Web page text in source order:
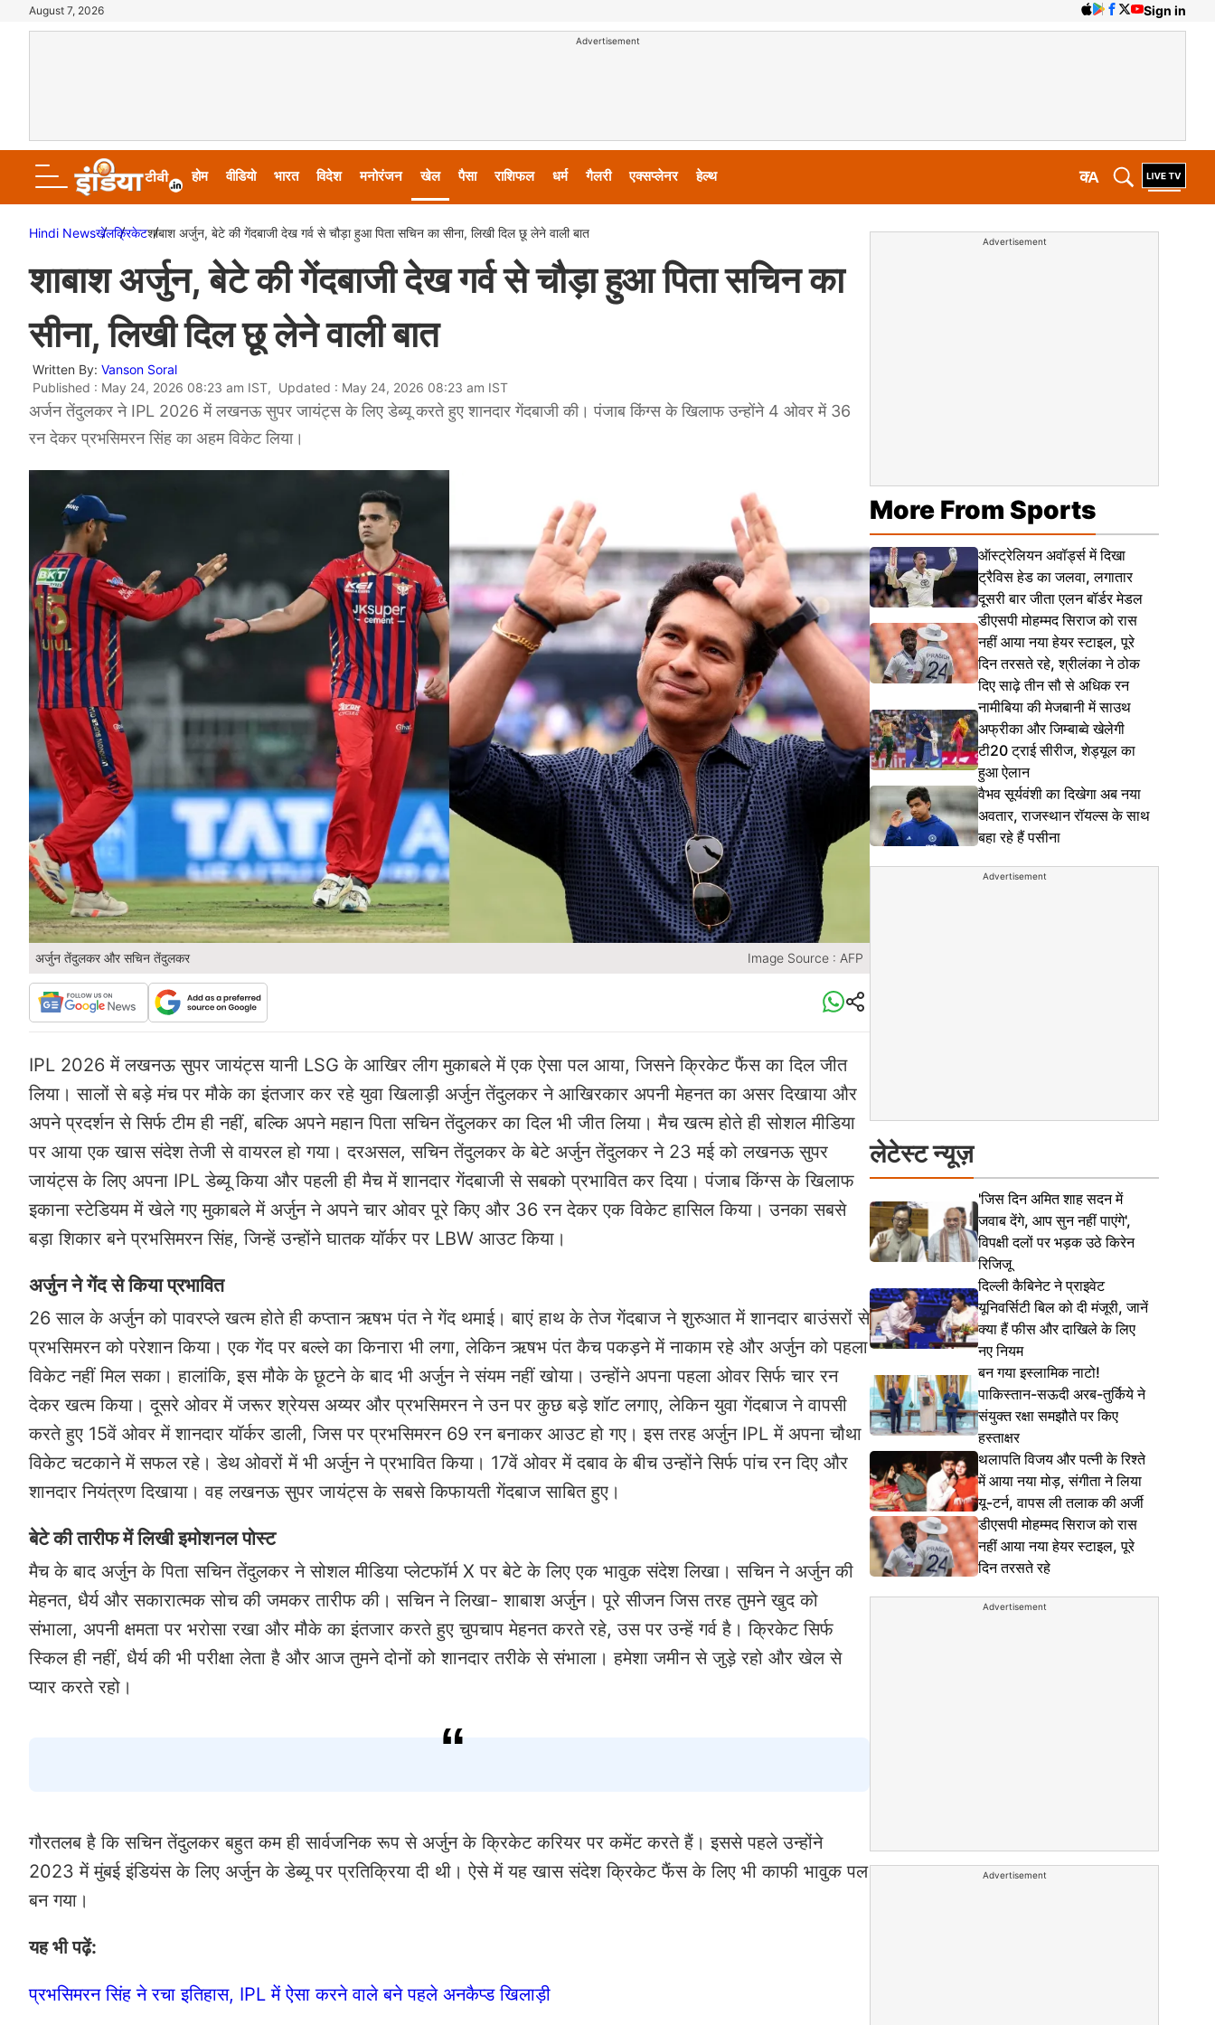
August 7, 2026 Sign in
Advertisement
होम वीडियो भारत विदेश मनोरंजन खेल पैसा राशिफल धर्म गैलरी एक्सप्लेनर हेल्थ A
क
Hindi Newsखेलक्रिकेटशाबाश अर्जुन, बेटे की गेंदबाजी देख गर्व से चौड़ा हुआ पिता सचिन का सीना, लिखी दिल छू लेने वाली बात
शाबाश अर्जुन, बेटे की गेंदबाजी देख गर्व से चौड़ा हुआ पिता सचिन का
सीना, लिखी दिल छू लेने वाली बात
Written By: Vanson Soral
Published : May 24, 2026 08:23 am IST, Updated : May 24, 2026 08:23 am IST
अर्जन तेंदुलकर ने IPL 2026 में लखनऊ सुपर जायंट्स के लिए डेब्यू करते हुए शानदार गेंदबाजी की। पंजाब किंग्स के खिलाफ उन्होंने 4 ओवर में 36
रन देकर प्रभसिमरन सिंह का अहम विकेट लिया।
अर्जुन तेंदुलकर और सचिन तेंदुलकर Image Source : AFP
IPL 2026 में लखनऊ सुपर जायंट्स यानी LSG के आखिर लीग मुकाबले में एक ऐसा पल आया, जिसने क्रिकेट फैंस का दिल जीत
लिया। सालों से बड़े मंच पर मौके का इंतजार कर रहे युवा खिलाड़ी अर्जुन तेंदुलकर ने आखिरकार अपनी मेहनत का असर दिखाया और
अपने प्रदर्शन से सिर्फ टीम ही नहीं, बल्कि अपने महान पिता सचिन तेंदुलकर का दिल भी जीत लिया। मैच खत्म होते ही सोशल मीडिया
पर आया एक खास संदेश तेजी से वायरल हो गया। दरअसल, सचिन तेंदुलकर के बेटे अर्जुन तेंदुलकर ने 23 मई को लखनऊ सुपर
जायंट्स के लिए अपना IPL डेब्यू किया और पहली ही मैच में शानदार गेंदबाजी से सबको प्रभावित कर दिया। पंजाब किंग्स के खिलाफ
इकाना स्टेडियम में खेले गए मुकाबले में अर्जुन ने अपने चार ओवर पूरे किए और 36 रन देकर एक विकेट हासिल किया। उनका सबसे
बड़ा शिकार बने प्रभसिमरन सिंह, जिन्हें उन्होंने घातक यॉर्कर पर LBW आउट किया।
अर्जुन ने गेंद से किया प्रभावित
26 साल के अर्जुन को पावरप्ले खत्म होते ही कप्तान ऋषभ पंत ने गेंद थमाई। बाएं हाथ के तेज गेंदबाज ने शुरुआत में शानदार बाउंसरों से
प्रभसिमरन को परेशान किया। एक गेंद पर बल्ले का किनारा भी लगा, लेकिन ऋषभ पंत कैच पकड़ने में नाकाम रहे और अर्जुन को पहला
विकेट नहीं मिल सका। हालांकि, इस मौके के छूटने के बाद भी अर्जुन ने संयम नहीं खोया। उन्होंने अपना पहला ओवर सिर्फ चार रन
देकर खत्म किया। दूसरे ओवर में जरूर श्रेयस अय्यर और प्रभसिमरन ने उन पर कुछ बड़े शॉट लगाए, लेकिन युवा गेंदबाज ने वापसी
करते हुए 15वें ओवर में शानदार यॉर्कर डाली, जिस पर प्रभसिमरन 69 रन बनाकर आउट हो गए। इस तरह अर्जुन IPL में अपना चौथा
विकेट चटकाने में सफल रहे। डेथ ओवरों में भी अर्जुन ने प्रभावित किया। 17वें ओवर में दबाव के बीच उन्होंने सिर्फ पांच रन दिए और
शानदार नियंत्रण दिखाया। वह लखनऊ सुपर जायंट्स के सबसे किफायती गेंदबाज साबित हुए।
बेटे की तारीफ में लिखी इमोशनल पोस्ट
मैच के बाद अर्जुन के पिता सचिन तेंदुलकर ने सोशल मीडिया प्लेटफॉर्म X पर बेटे के लिए एक भावुक संदेश लिखा। सचिन ने अर्जुन की
मेहनत, धैर्य और सकारात्मक सोच की जमकर तारीफ की। सचिन ने लिखा- शाबाश अर्जुन। पूरे सीजन जिस तरह तुमने खुद को
संभाला, अपनी क्षमता पर भरोसा रखा और मौके का इंतजार करते हुए चुपचाप मेहनत करते रहे, उस पर उन्हें गर्व है। क्रिकेट सिर्फ
स्किल ही नहीं, धैर्य की भी परीक्षा लेता है और आज तुमने दोनों को शानदार तरीके से संभाला। हमेशा जमीन से जुड़े रहो और खेल से
प्यार करते रहो।
गौरतलब है कि सचिन तेंदुलकर बहुत कम ही सार्वजनिक रूप से अर्जुन के क्रिकेट करियर पर कमेंट करते हैं। इससे पहले उन्होंने
2023 में मुंबई इंडियंस के लिए अर्जुन के डेब्यू पर प्रतिक्रिया दी थी। ऐसे में यह खास संदेश क्रिकेट फैंस के लिए भी काफी भावुक पल
बन गया।
यह भी पढ़ें:
प्रभसिमरन सिंह ने रचा इतिहास, IPL में ऐसा करने वाले बने पहले अनकैप्ड खिलाड़ी
Advertisement
More From Sports
ऑस्ट्रेलियन अवॉर्ड्स में दिखा
ट्रैविस हेड का जलवा, लगातार
दूसरी बार जीता एलन बॉर्डर मेडल
डीएसपी मोहम्मद सिराज को रास
नहीं आया नया हेयर स्टाइल, पूरे
दिन तरसते रहे, श्रीलंका ने ठोक
दिए साढ़े तीन सौ से अधिक रन
नामीबिया की मेजबानी में साउथ
अफ्रीका और जिम्बाब्वे खेलेगी
टी20 ट्राई सीरीज, शेड्यूल का
हुआ ऐलान
वैभव सूर्यवंशी का दिखेगा अब नया
अवतार, राजस्थान रॉयल्स के साथ
बहा रहे हैं पसीना
Advertisement
लेटेस्ट न्यूज़
'जिस दिन अमित शाह सदन में
जवाब देंगे, आप सुन नहीं पाएंगे',
विपक्षी दलों पर भड़क उठे किरेन
रिजिजू
दिल्ली कैबिनेट ने प्राइवेट
यूनिवर्सिटी बिल को दी मंजूरी, जानें
क्या हैं फीस और दाखिले के लिए
नए नियम
बन गया इस्लामिक नाटो!
पाकिस्तान-सऊदी अरब-तुर्किये ने
संयुक्त रक्षा समझौते पर किए
हस्ताक्षर
थलापति विजय और पत्नी के रिश्ते
में आया नया मोड़, संगीता ने लिया
यू-टर्न, वापस ली तलाक की अर्जी
डीएसपी मोहम्मद सिराज को रास
नहीं आया नया हेयर स्टाइल, पूरे
दिन तरसते रहे
Advertisement
Advertisement